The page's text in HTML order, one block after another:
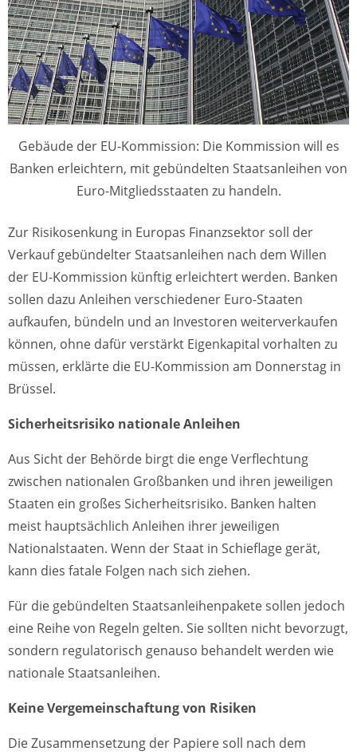
Gebäude der EU-Kommission: Die Kommission will es
Banken erleichtern, mit gebündelten Staatsanleihen von
Euro-Mitgliedsstaaten zu handeln.
Zur Risikosenkung in Europas Finanzsektor soll der
Verkauf gebündelter Staatsanleihen nach dem Willen
der EU-Kommission künftig erleichtert werden. Banken
sollen dazu Anleihen verschiedener Euro-Staaten
aufkaufen, bündeln und an Investoren weiterverkaufen
können, ohne dafür verstärkt Eigenkapital vorhalten zu
müssen, erklärte die EU-Kommission am Donnerstag in
Brüssel.
Sicherheitsrisiko nationale Anleihen
Aus Sicht der Behörde birgt die enge Verflechtung
zwischen nationalen Großbanken und ihren jeweiligen
Staaten ein großes Sicherheitsrisiko. Banken halten
meist hauptsächlich Anleihen ihrer jeweiligen
Nationalstaaten. Wenn der Staat in Schieflage gerät,
kann dies fatale Folgen nach sich ziehen.
Für die gebündelten Staatsanleihenpakete sollen jedoch
eine Reihe von Regeln gelten. Sie sollten nicht bevorzugt,
sondern regulatorisch genauso behandelt werden wie
nationale Staatsanleihen.
Keine Vergemeinschaftung von Risiken
Die Zusammensetzung der Papiere soll nach dem